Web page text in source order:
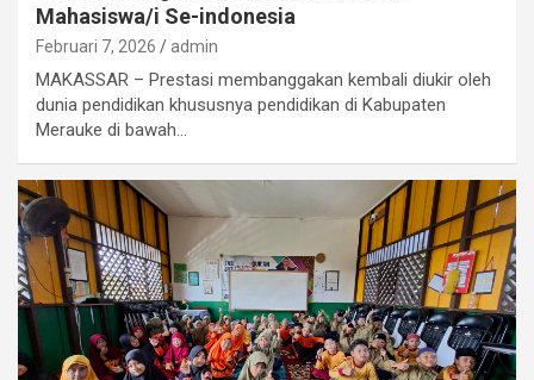
Mahasiswa/i Se-indonesia
Februari 7, 2026 admin
MAKASSAR – Prestasi membanggakan kembali diukir oleh
dunia pendidikan khususnya pendidikan di Kabupaten
Merauke di bawah…